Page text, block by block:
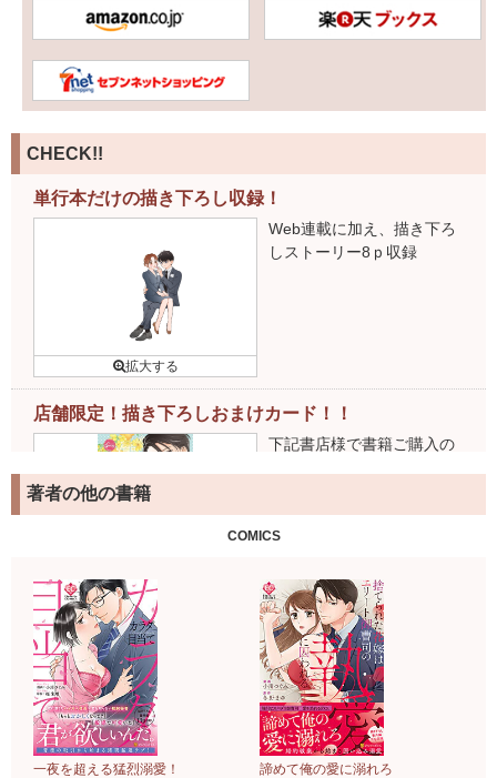
CHECK!!
単行本だけの描き下ろし収録！
Web連載に加え、描き下ろ
しストーリー8ｐ収録
店舗限定！描き下ろしおまけカード！！
下記書店様で書籍ご購入の
詳細はこちら
著者の他の書籍
COMICS
一夜を超える猛烈溺愛！ 諦めて俺の愛に溺れろ